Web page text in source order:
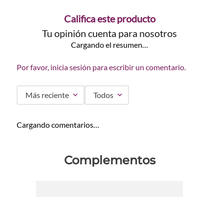
Califica este producto
Tu opinión cuenta para nosotros
Cargando el resumen…
Por favor, inicia sesión para escribir un comentario.
Más reciente Todos
Cargando comentarios…
Complementos